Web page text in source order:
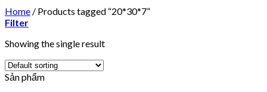
Home / Products tagged “20*30*7”
Filter
Showing the single result
Sản phẩm